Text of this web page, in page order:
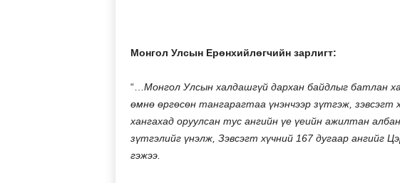
Монгол Улсын Ерөнхийлөгчийн зарлигт:
“… Монгол Улсын халдашгүй дархан байдлыг батлан
өмнө өргөсөн тангарагтаа үнэнчээр зүтгэж, зэвсэгт
хангахад оруулсан тус ангийн үе үеийн ажилтан
зүтгэлийг үнэлж, Зэвсэгт хүчний 167 дугаар ангийг
гэжээ.